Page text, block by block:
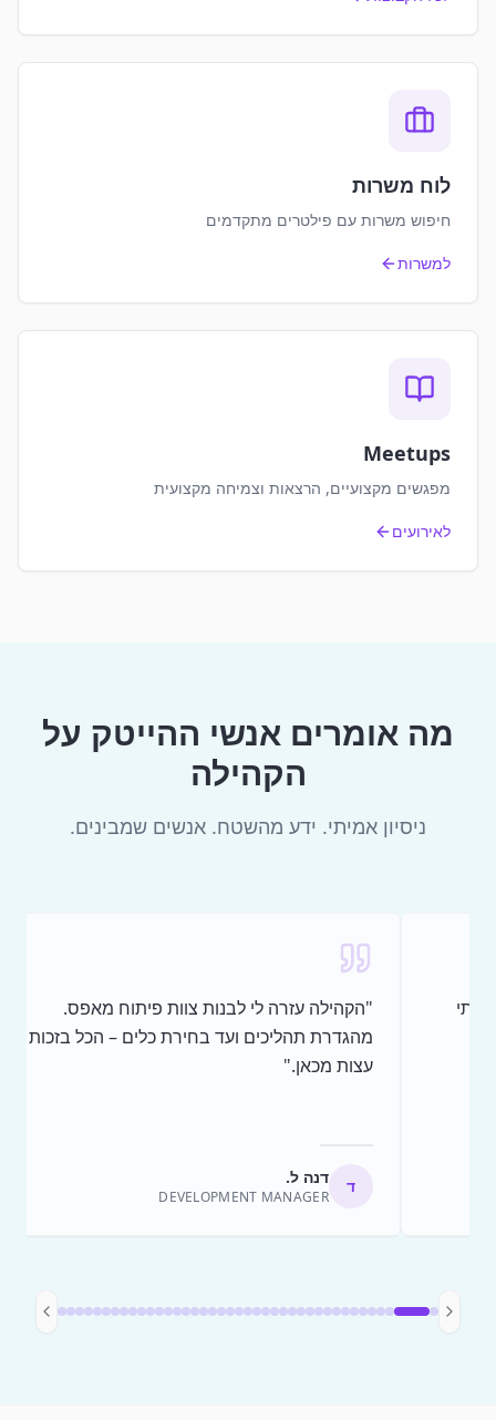
לוח משרות
חיפוש משרות עם פילטרים מתקדמים
למשרות
Meetups
מפגשים מקצועיים, הרצאות וצמיחה מקצועית
לאירועים
מה אומרים אנשי ההייטק על
הקהילה
ניסיון אמיתי. ידע מהשטח. אנשים שמבינים.
הקהילה עזרה לי לבנות צוות פיתוח מאפס.
מהגדרת תהליכים ועד בחירת כלים – הכל בזכות
עצות מכאן."
DEVELOPMENT MANAGER